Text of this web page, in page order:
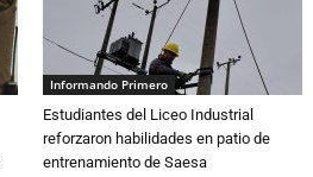
Informando Primero
Estudiantes del Liceo Industrial
reforzaron habilidades en patio de
entrenamiento de Saesa